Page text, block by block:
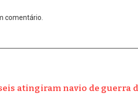
comentário.
atingiram navio de guerra